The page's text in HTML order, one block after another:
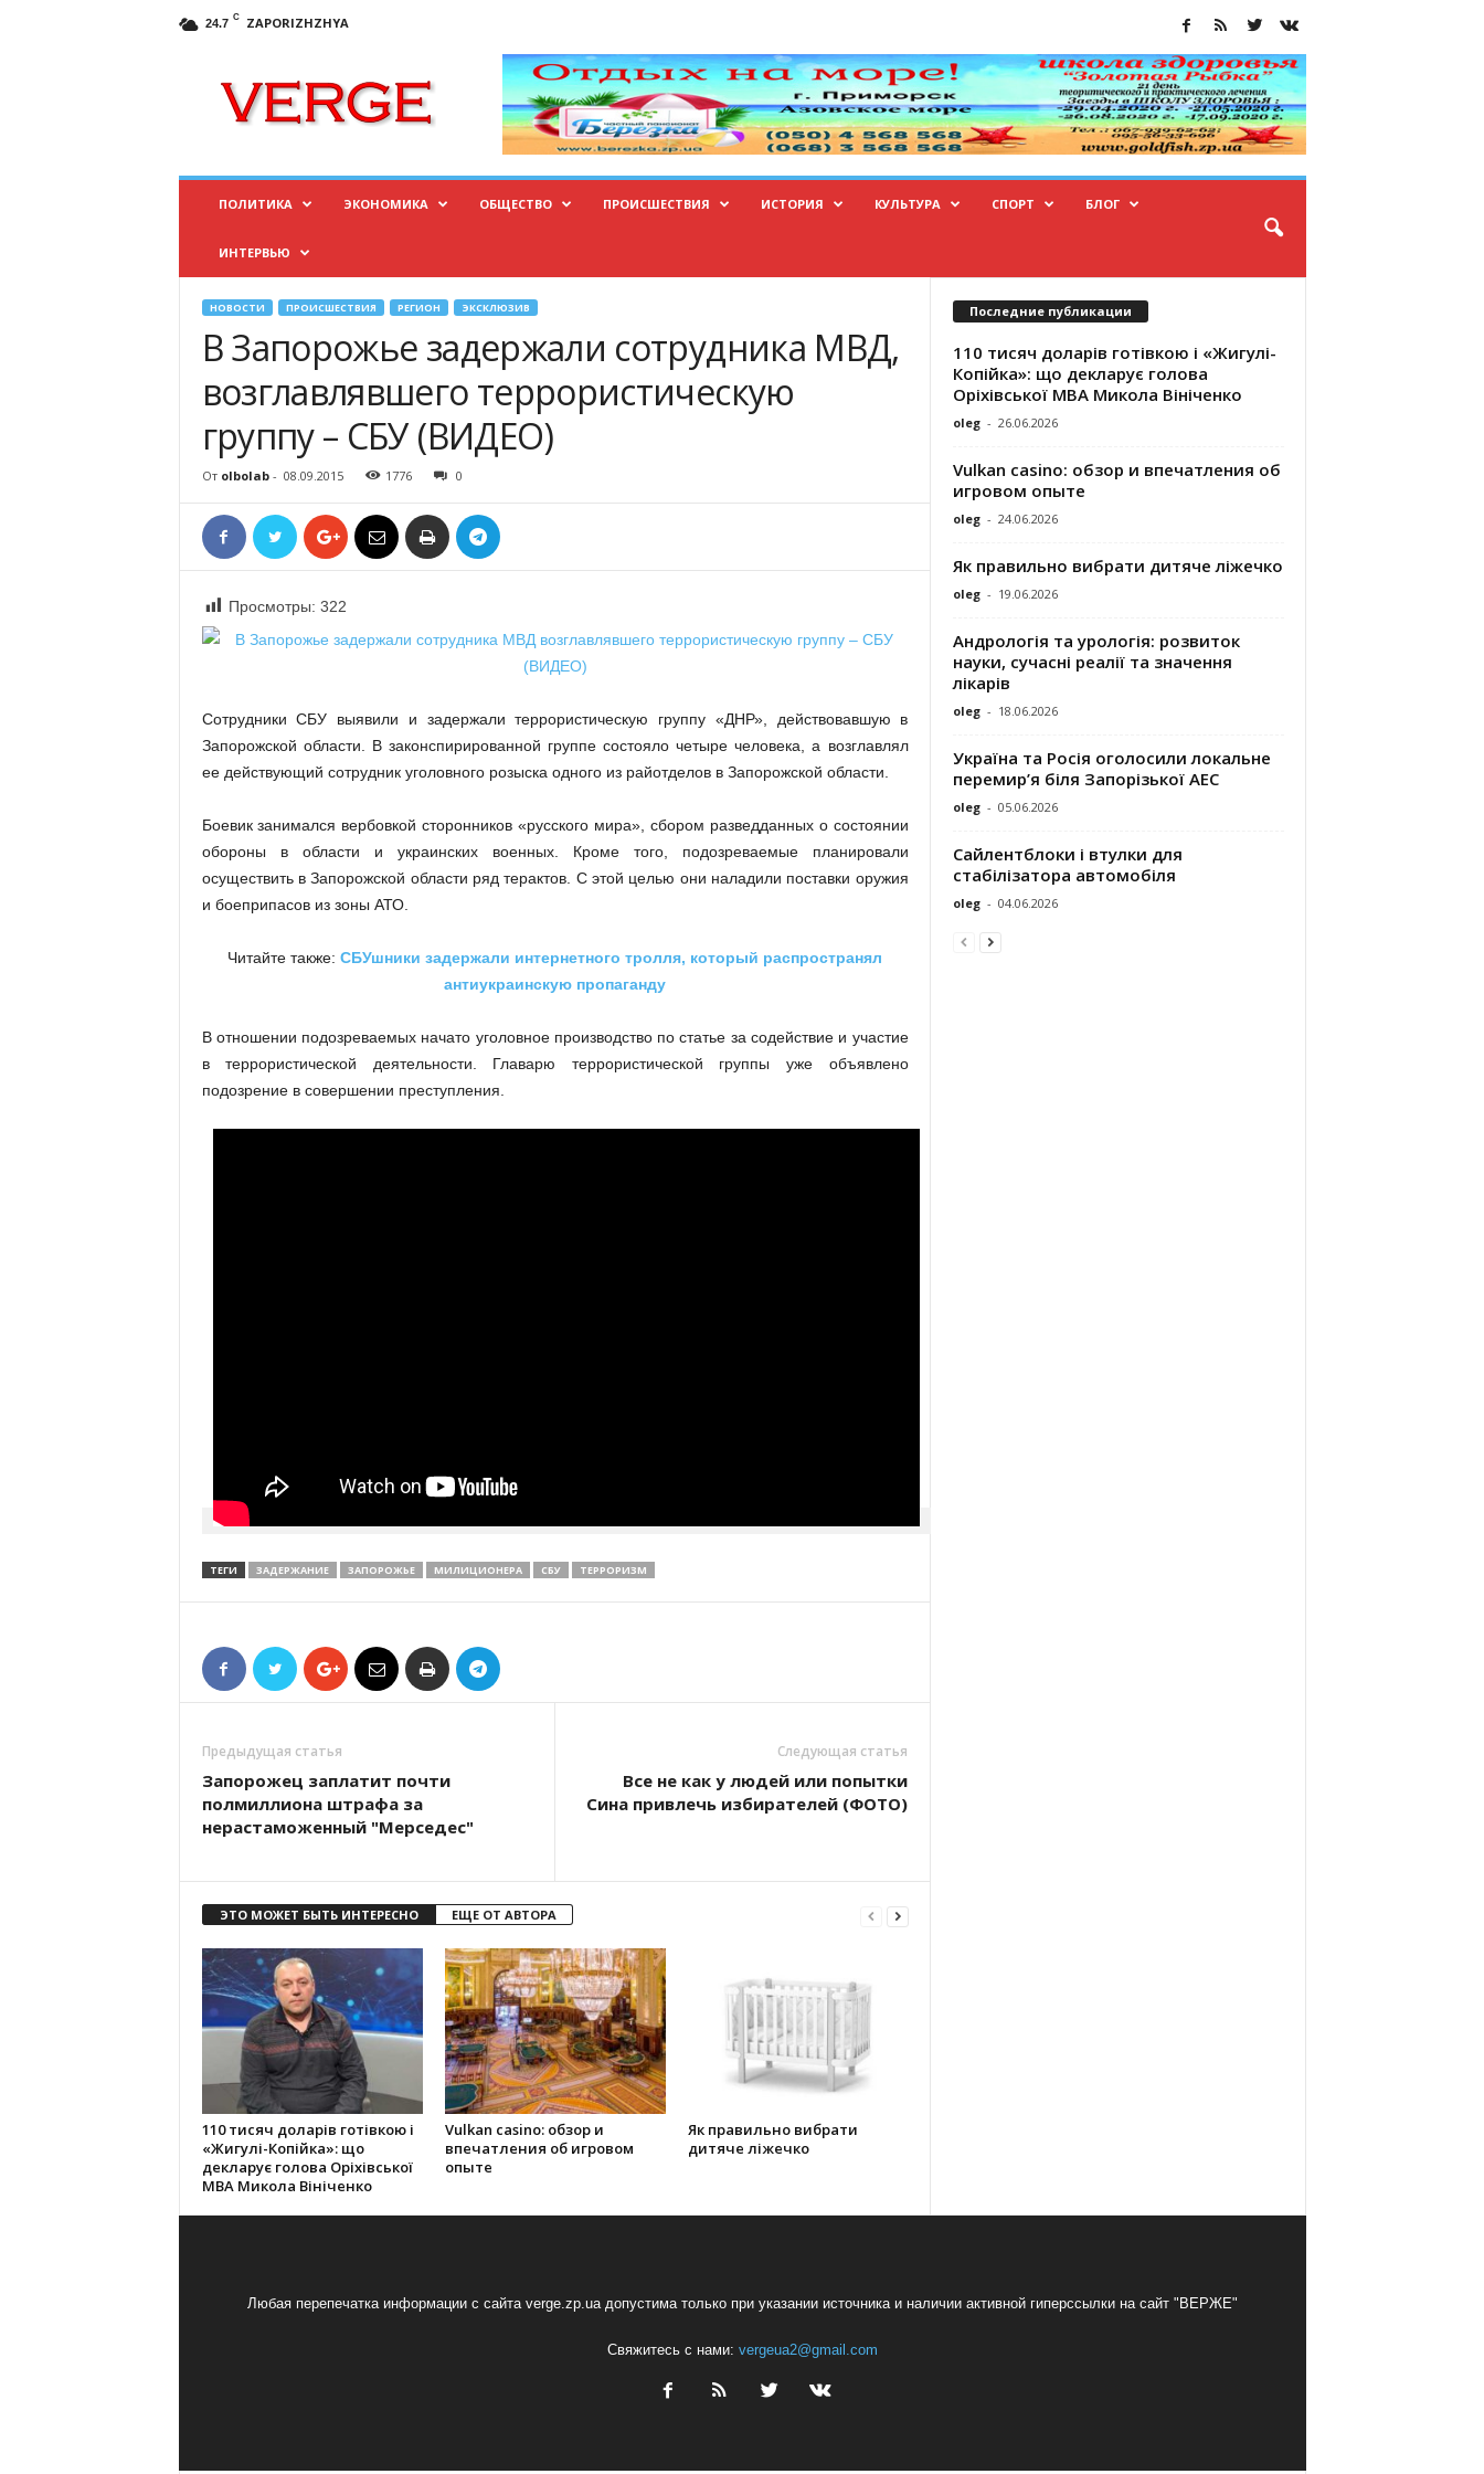
24.7 C
ZAPORIZHZHYA
ПОЛИТИКА ЭКОНОМИКА ОБЩЕСТВО ПРОИСШЕСТВИЯ ИСТОРИЯ КУЛЬТУРА СПОРТ БЛОГ
ИНТЕРВЬЮ
НОВОСТИ ПРОИСШЕСТВИЯ РЕГИОН ЭКСКЛЮЗИВ
В Запорожье задержали сотрудника МВД,
возглавлявшего террористическую
группу – СБУ (ВИДЕО)
От olbolab- 08.09.2015 1776 0
Просмотры: 322
Сотрудники СБУ выявили и задержали террористическую группу «ДНР», действовавшую в
Запорожской области. В законспирированной группе состояло четыре человека, а возглавлял
ее действующий сотрудник уголовного розыска одного из райотделов в Запорожской области.
Боевик занимался вербовкой сторонников «русского мира», сбором разведданных о состоянии
обороны в области и украинских военных. Кроме того, подозреваемые планировали
осуществить в Запорожской области ряд терактов. С этой целью они наладили поставки оружия
и боеприпасов из зоны АТО.
Читайте также: СБУшники задержали интернетного тролля, который распространял
антиукраинскую пропаганду
В отношении подозреваемых начато уголовное производство по статье за содействие и участие
в террористической деятельности. Главарю террористической группы уже объявлено
подозрение в совершении преступления.
ТЕГИ ЗАДЕРЖАНИЕ ЗАПОРОЖЬЕ МИЛИЦИОНЕРА СБУ ТЕРРОРИЗМ
Предыдущая статья
Запорожец заплатит почти
полмиллиона штрафа за
нерастаможенный "Мерседес"
Следующая статья
Все не как у людей или попытки
Сина привлечь избирателей (ФОТО)
ЭТО МОЖЕТ БЫТЬ ИНТЕРЕСНО ЕЩЕ ОТ АВТОРА
110 тисяч доларів готівкою і
«Жигулі-Копійка»: що
декларує голова Оріхівської
МВА Микола Вініченко
Vulkan casino: обзор и
впечатления об игровом
опыте
Як правильно вибрати
дитяче ліжечко
Последние публикации
110 тисяч доларів готівкою і «Жигулі-
Копійка»: що декларує голова
Оріхівської МВА Микола Вініченко
oleg - 26.06.2026
Vulkan casino: обзор и впечатления об
игровом опыте
oleg - 24.06.2026
Як правильно вибрати дитяче ліжечко
oleg - 19.06.2026
Андрологія та урологія: розвиток
науки, сучасні реалії та значення
лікарів
oleg - 18.06.2026
Україна та Росія оголосили локальне
перемир’я біля Запорізької АЕС
oleg - 05.06.2026
Сайлентблоки і втулки для
стабілізатора автомобіля
oleg - 04.06.2026
Любая перепечатка информации с сайта verge.zp.ua допустима только при указании источника и наличии активной гиперссылки на сайт "ВЕРЖЕ"
Свяжитесь с нами: vergeua2@gmail.com